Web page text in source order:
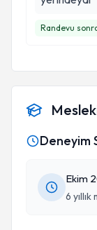
Randevu
Deneyim
Ekim
6